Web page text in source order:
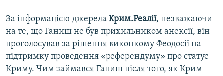
За інформацією джерела Крим.Реалії, незважаючи
на те, що Ганиш не був прихильником анексії, він
проголосував за рішення виконкому Феодосії на
підтримку проведення «референдуму» про статус
Криму. Чим займався Ганиш після того, як Крим